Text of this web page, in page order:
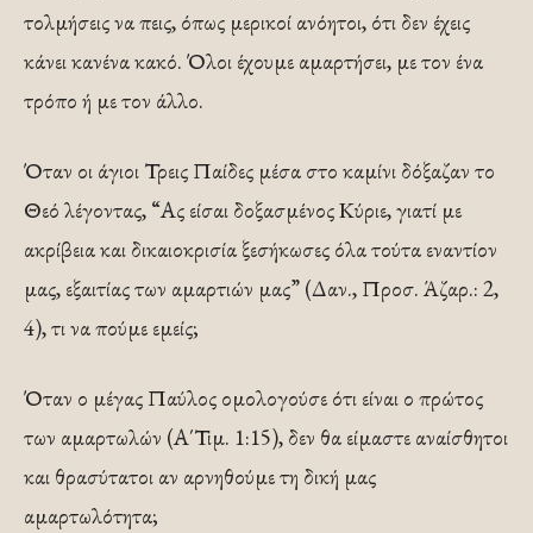
τολμήσεις να πεις, όπως μερικοί ανόητοι, ότι δεν έχεις
κάνει κανένα κακό. Όλοι έχουμε αμαρτήσει, με τον ένα
τρόπο ή με τον άλλο.
Όταν οι άγιοι Τρεις Παίδες μέσα στο καμίνι δόξαζαν το
Θεό λέγοντας, “Ας είσαι δοξασμένος Κύριε, γιατί με
ακρίβεια και δικαιοκρισία ξεσήκωσες όλα τούτα εναντίον
μας, εξαιτίας των αμαρτιών μας” (Δαν., Προσ. Άζαρ.: 2,
4), τι να πούμε εμείς;
Όταν ο μέγας Παύλος ομολογούσε ότι είναι ο πρώτος
των αμαρτωλών (Α΄Τιμ. 1:15), δεν θα είμαστε αναίσθητοι
και θρασύτατοι αν αρνηθούμε τη δική μας
αμαρτωλότητα;